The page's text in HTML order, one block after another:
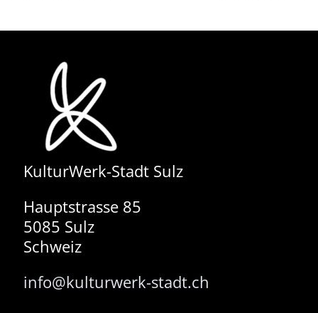
KulturWerk-Stadt Sulz
Hauptstrasse 85
5085 Sulz
Schweiz
info@kulturwerk-stadt.ch